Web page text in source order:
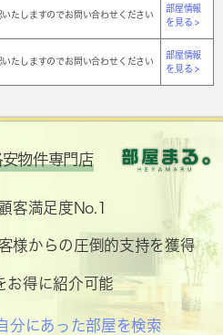
たしますのでお問い合わせください
部屋情報
を見る >
たしますのでお問い合わせください
部屋情報
を見る >
物件専門店
客満足度No.1
様からの圧倒的支持を獲得
お得に紹介可能
分にあった部屋を検索